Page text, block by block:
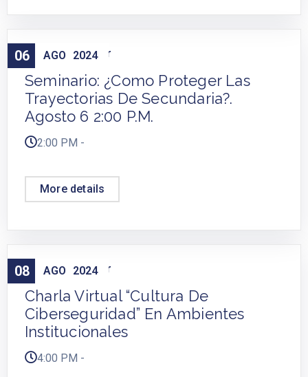
06 AGO 2024
Cursos, Webinar
Seminario: ¿Como Proteger Las
Trayectorias De Secundaria?.
Agosto 6 2:00 P.m.
2:00 PM -
More details
08 AGO 2024
Cursos, Webinar
Charla Virtual “Cultura De
Ciberseguridad” En Ambientes
Institucionales
4:00 PM -